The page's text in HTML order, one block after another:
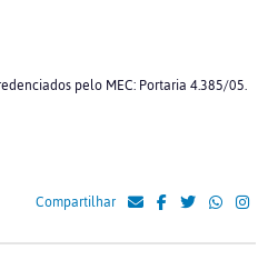
pelo MEC: Portaria 4.385/05.
Compartilhar